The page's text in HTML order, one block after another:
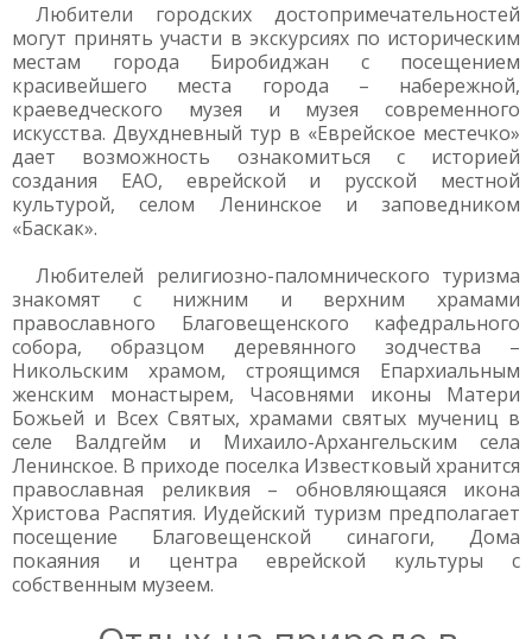
Любители городских достопримечательностей
могут принять участи в экскурсиях по историческим
местам города Биробиджан с посещением
красивейшего места города – набережной,
краеведческого музея и музея современного
искусства. Двухдневный тур в «Еврейское местечко»
дает возможность ознакомиться с историей
создания ЕАО, еврейской и русской местной
культурой, селом Ленинское и заповедником
«Баскак».
Любителей религиозно-паломнического туризма
знакомят с нижним и верхним храмами
православного Благовещенского кафедрального
собора, образцом деревянного зодчества –
Никольским храмом, строящимся Епархиальным
женским монастырем, Часовнями иконы Матери
Божьей и Всех Святых, храмами святых мучениц в
селе Валдгейм и Михаило-Архангельским села
Ленинское. В приходе поселка Известковый хранится
православная реликвия – обновляющаяся икона
Христова Распятия. Иудейский туризм предполагает
посещение Благовещенской синагоги, Дома
покаяния и центра еврейской культуры с
собственным музеем.